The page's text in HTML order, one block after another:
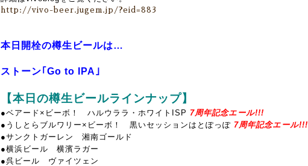
http://vivo-beer.jugem.jp/?eid=883
本日開栓の樽生ビールは…
ストーン｢Go to IPA｣
【本日の樽生ビールラインナップ】
●ベアード×ビーボ！ ハルウララ・ホワイトISP 7周年記念エール!!!
●うしとらブルワリー×ビーボ！ 黒いセッションはとぽっぽ 7周年記念エール!!!
●サンクトガーレン 湘南ゴールド
●横浜ビール 横濱ラガー
●呉ビール ヴァイツェン